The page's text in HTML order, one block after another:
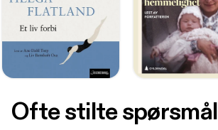
Ofte stilte spørsmål